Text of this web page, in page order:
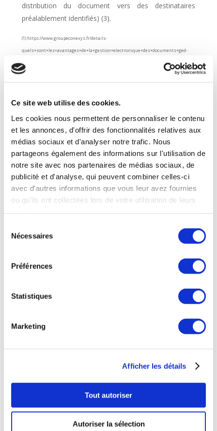
Ce site web utilise des cookies.
Les cookies nous permettent de personnaliser le contenu
et les annonces, d'offrir des fonctionnalités relatives aux
médias sociaux et d'analyser notre trafic. Nous
partageons également des informations sur l'utilisation de
notre site avec nos partenaires de médias sociaux, de
publicité et d'analyse, qui peuvent combiner celles-ci
avec d'autres informations que vous leur avez fournies
ou qu'ils ont collectées lors de votre utilisation de leurs
Nécessaires
Préférences
Statistiques
Marketing
Afficher les détails
Tout autoriser
Autoriser la sélection
distribution du document vers des destinataires
préalablement identifiés) (3).
(1) https://www.groupeconexys.fr/details-
quels+sont+les+avantages+de+la+gestion+electronique+des+documents+ged-
365.html
(2) https://www.axess.fr/blog/gestion-documentaire/etapes-ged